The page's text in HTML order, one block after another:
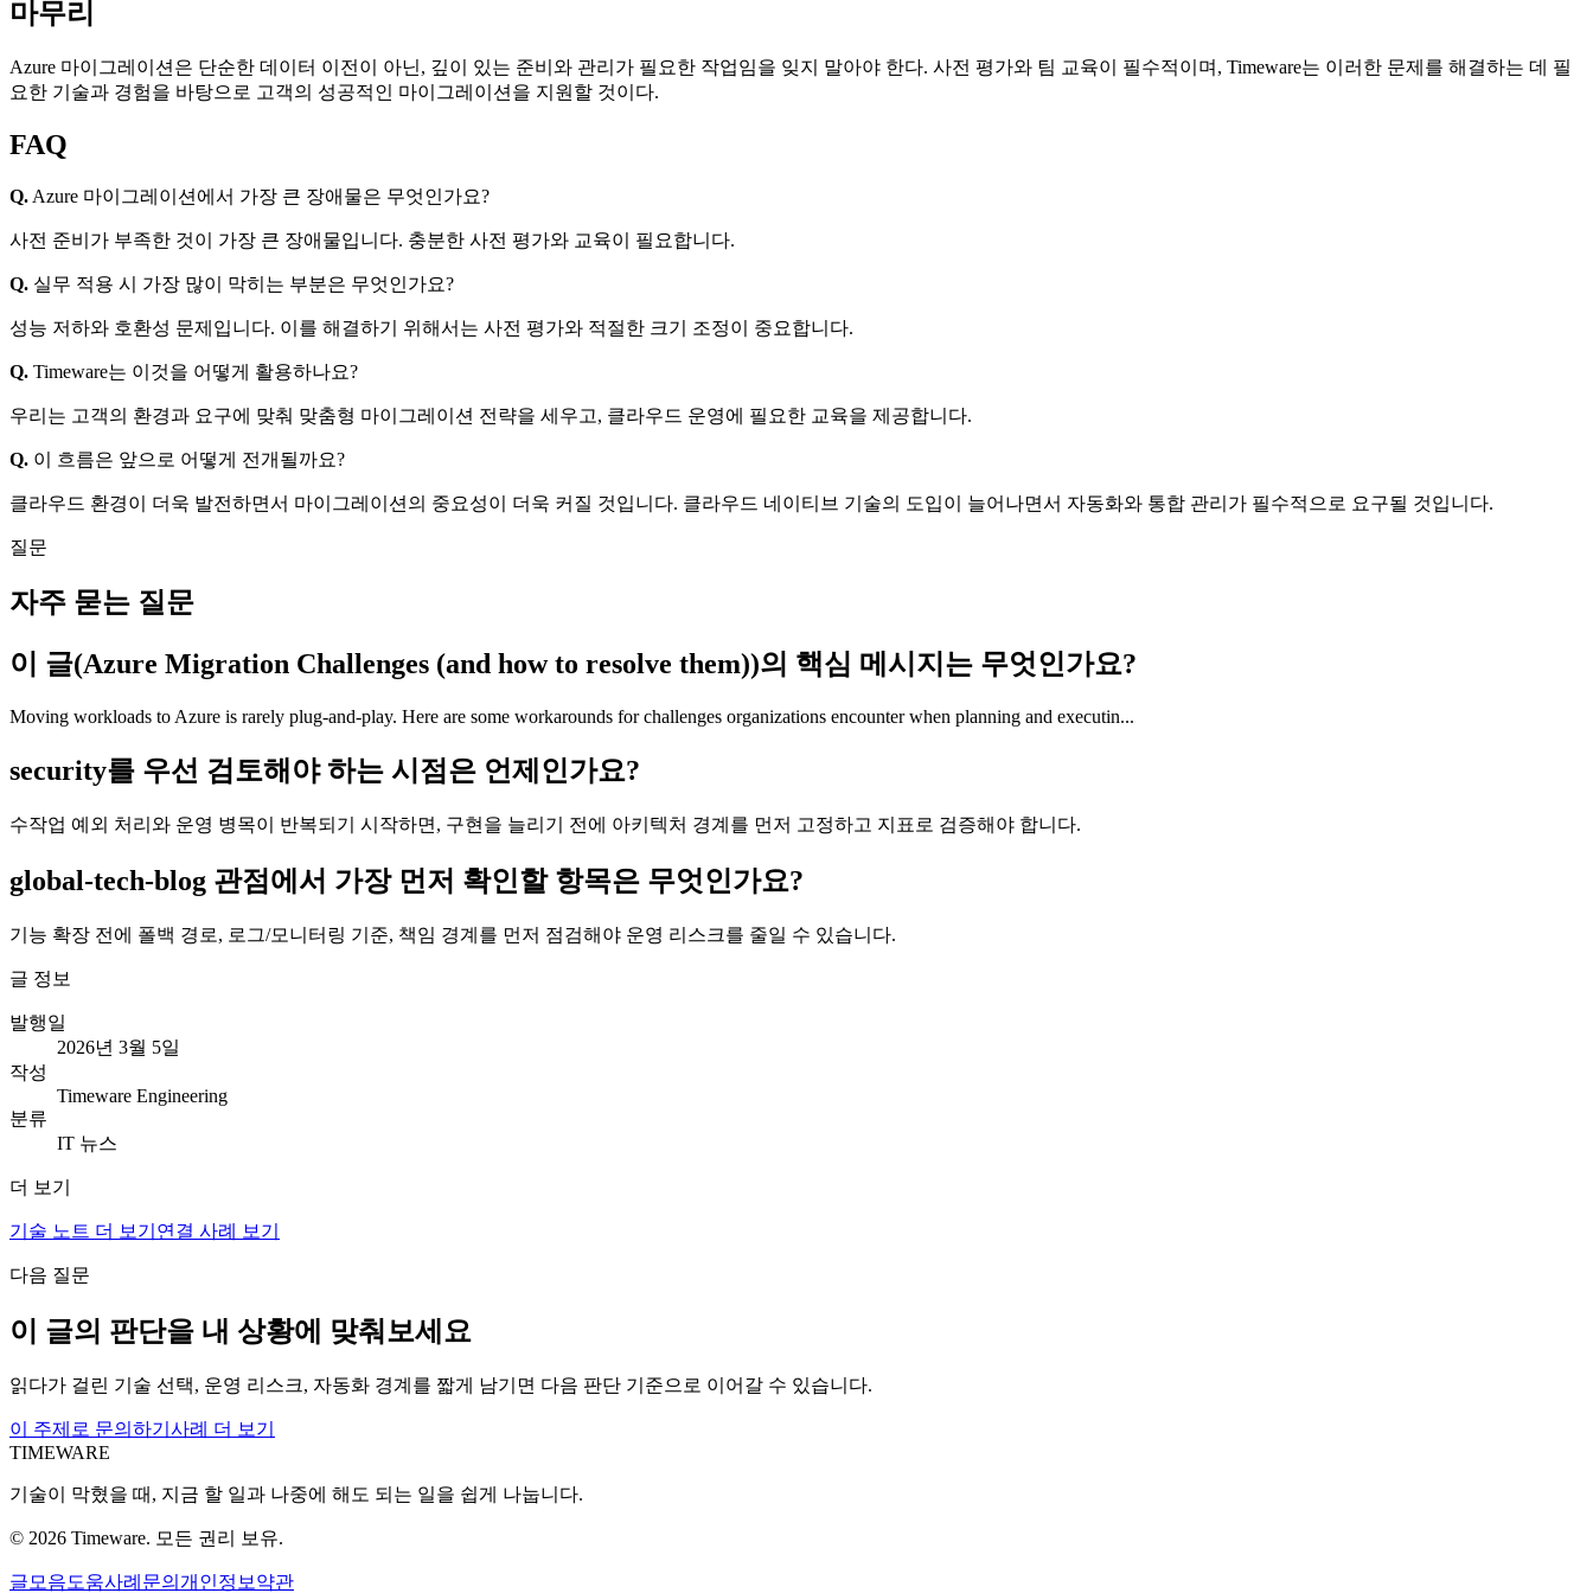
마무리
Azure 마이그레이션은 단순한 데이터 이전이 아닌, 깊이 있는 준비와 관리가 필요한 작업임을 잊지 말아야 한다. 사전 평가와 팀 교육이 필수적이며, Timeware는 이러한 문제를 해결하는 데 필
요한 기술과 경험을 바탕으로 고객의 성공적인 마이그레이션을 지원할 것이다.
FAQ
Q. Azure 마이그레이션에서 가장 큰 장애물은 무엇인가요?
사전 준비가 부족한 것이 가장 큰 장애물입니다. 충분한 사전 평가와 교육이 필요합니다.
Q. 실무 적용 시 가장 많이 막히는 부분은 무엇인가요?
성능 저하와 호환성 문제입니다. 이를 해결하기 위해서는 사전 평가와 적절한 크기 조정이 중요합니다.
Q. Timeware는 이것을 어떻게 활용하나요?
우리는 고객의 환경과 요구에 맞춰 맞춤형 마이그레이션 전략을 세우고, 클라우드 운영에 필요한 교육을 제공합니다.
Q. 이 흐름은 앞으로 어떻게 전개될까요?
클라우드 환경이 더욱 발전하면서 마이그레이션의 중요성이 더욱 커질 것입니다. 클라우드 네이티브 기술의 도입이 늘어나면서 자동화와 통합 관리가 필수적으로 요구될 것입니다.
질문
자주 묻는 질문
이 글(Azure Migration Challenges (and how to resolve them))의 핵심 메시지는 무엇인가요?
Moving workloads to Azure is rarely plug-and-play. Here are some workarounds for challenges organizations encounter when planning and executin...
security를 우선 검토해야 하는 시점은 언제인가요?
수작업 예외 처리와 운영 병목이 반복되기 시작하면, 구현을 늘리기 전에 아키텍처 경계를 먼저 고정하고 지표로 검증해야 합니다.
global-tech-blog 관점에서 가장 먼저 확인할 항목은 무엇인가요?
기능 확장 전에 폴백 경로, 로그/모니터링 기준, 책임 경계를 먼저 점검해야 운영 리스크를 줄일 수 있습니다.
글 정보
발행일
2026년 3월 5일
작성
Timeware Engineering
분류
IT 뉴스
더 보기
기술 노트 더 보기 연결 사례 보기
다음 질문
이 글의 판단을 내 상황에 맞춰보세요
읽다가 걸린 기술 선택, 운영 리스크, 자동화 경계를 짧게 남기면 다음 판단 기준으로 이어갈 수 있습니다.
이 주제로 문의하기 사례 더 보기
TIMEWARE
기술이 막혔을 때, 지금 할 일과 나중에 해도 되는 일을 쉽게 나눕니다.
© 2026 Timeware. 모든 권리 보유.
글 모음도움사례 문의 개인정보 약관